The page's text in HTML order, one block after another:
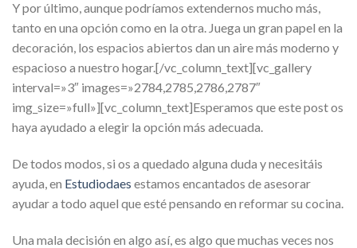
Y por último, aunque podríamos extendernos mucho más,
tanto en una opción como en la otra. Juega un gran papel en la
decoración, los espacios abiertos dan un aire más moderno y
espacioso a nuestro hogar.[/vc_column_text][vc_gallery
interval=»3″ images=»2784,2785,2786,2787″
img_size=»full»][vc_column_text]Esperamos que este post os
haya ayudado a elegir la opción más adecuada.
De todos modos, si os a quedado alguna duda y necesitáis
ayuda, en Estudiodaes estamos encantados de asesorar
ayudar a todo aquel que esté pensando en reformar su cocina.
Una mala decisión en algo así, es algo que muchas veces nos